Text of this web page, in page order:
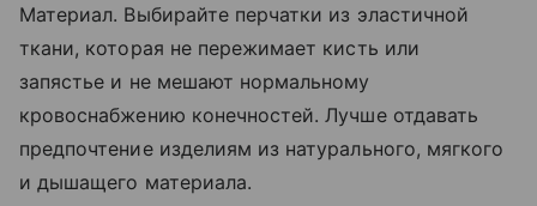
Материал. Выбирайте перчатки из эластичной
ткани, которая не пережимает кисть или
запястье и не мешают нормальному
кровоснабжению конечностей. Лучше отдавать
предпочтение изделиям из натурального, мягкого
и дышащего материала.